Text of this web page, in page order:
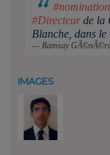
#nomination
#Directeur de la
Blanche, dans le
— Ramsay
IMAGES